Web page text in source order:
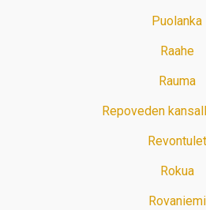
Puolanka
Raahe
Rauma
Repoveden
Revontulet
Rokua
Rovaniemi